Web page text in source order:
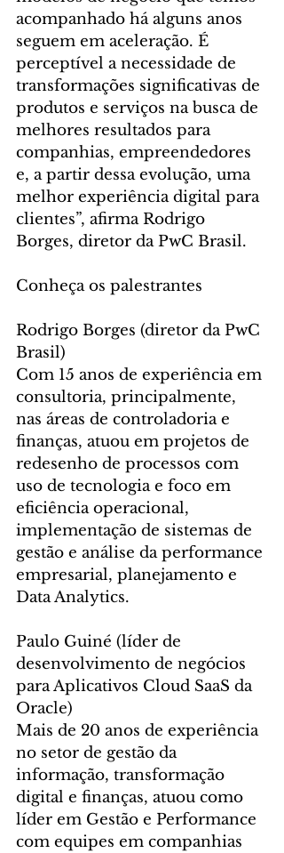
acompanhado há alguns anos
seguem em aceleração. É
perceptível a necessidade de
transformações significativas de
produtos e serviços na busca de
melhores resultados para
companhias, empreendedores
e, a partir dessa evolução, uma
melhor experiência digital para
clientes”, afirma Rodrigo
Borges, diretor da PwC Brasil.
Conheça os palestrantes
Rodrigo Borges (diretor da PwC
Brasil)
Com 15 anos de experiência em
consultoria, principalmente,
nas áreas de controladoria e
finanças, atuou em projetos de
redesenho de processos com
uso de tecnologia e foco em
eficiência operacional,
implementação de sistemas de
gestão e análise da performance
empresarial, planejamento e
Data Analytics.
Paulo Guiné (líder de
desenvolvimento de negócios
para Aplicativos Cloud SaaS da
Oracle)
Mais de 20 anos de experiência
no setor de gestão da
informação, transformação
digital e finanças, atuou como
líder em Gestão e Performance
com equipes em companhias